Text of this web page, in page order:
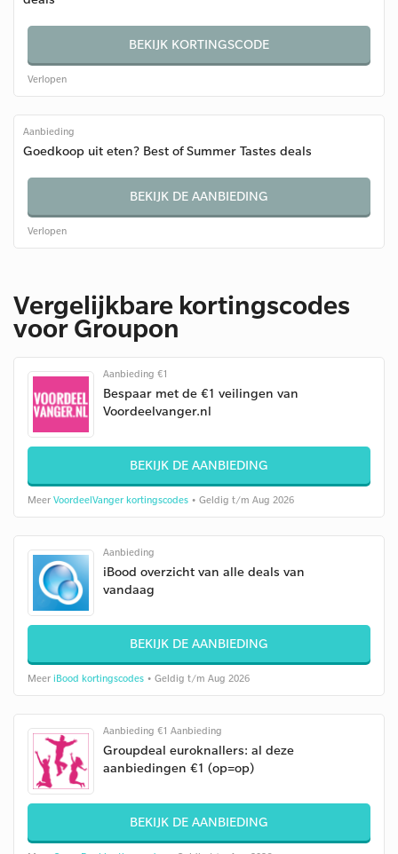
BEKIJK KORTINGSCODE
Verlopen
Aanbieding
Goedkoop uit eten? Best of Summer Tastes deals
BEKIJK DE AANBIEDING
Verlopen
Vergelijkbare kortingscodes
voor Groupon
Aanbieding €1
Bespaar met de €1 veilingen van
Voordeelvanger.nl
BEKIJK DE AANBIEDING
Meer VoordeelVanger kortingscodes • Geldig t/m Aug 2026
Aanbieding
iBood overzicht van alle deals van
vandaag
BEKIJK DE AANBIEDING
Meer iBood kortingscodes • Geldig t/m Aug 2026
Aanbieding €1 Aanbieding
Groupdeal euroknallers: al deze
aanbiedingen €1 (op=op)
BEKIJK DE AANBIEDING